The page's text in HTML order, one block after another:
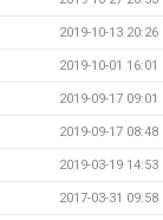
2019-10-13 20:26
2019-10-01 16:01
2019-09-17 09:01
2019-09-17 08:48
2019-03-19 14:53
2017-03-31 09:58